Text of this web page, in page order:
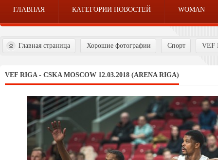
ГЛАВНАЯ КАТЕГОРИИ НОВОСТЕЙ WOMAN
Главная страница Хорошие фотографии Спорт VEF
VEF RIGA - CSKA MOSCOW 12.03.2018 (ARENA RIGA)